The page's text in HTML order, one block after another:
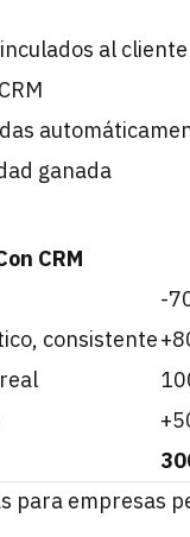
al cliente
ganada
CRM
-
consistente
para empresas